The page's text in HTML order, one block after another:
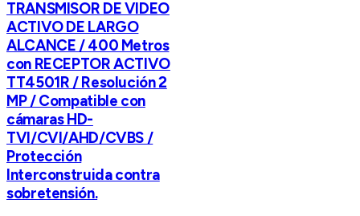
TRANSMISOR DE VIDEO
ACTIVO DE LARGO
ALCANCE / 400 Metros
con RECEPTOR ACTIVO
TT4501R / Resolución 2
MP / Compatible con
cámaras HD-
TVI/CVI/AHD/CVBS /
Protección
Interconstruida contra
sobretensión.